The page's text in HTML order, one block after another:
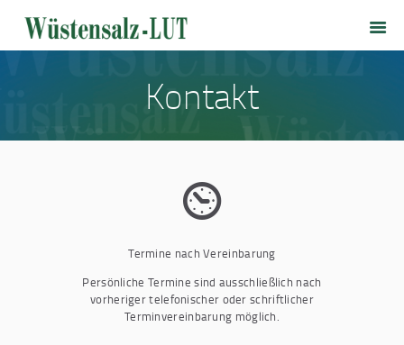
Kontakt
HOME
WÜSTENSALZ-LUT
PRODUKTE
PREISLISTE
Termine nach Vereinbarung
Persönliche Termine sind ausschließlich nach
vorheriger telefonischer oder schriftlicher
Terminvereinbarung möglich.